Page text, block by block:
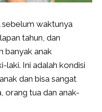
sebelum waktunya
tahun, dan
banyak anak
laki. Ini adalah kondisi
dan bisa sangat
orang tua dan anak-